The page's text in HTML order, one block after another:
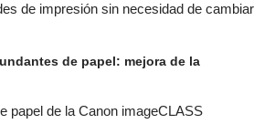
de impresión sin necesidad de cambiar
de papel: mejora de la
papel de la Canon imageCLASS